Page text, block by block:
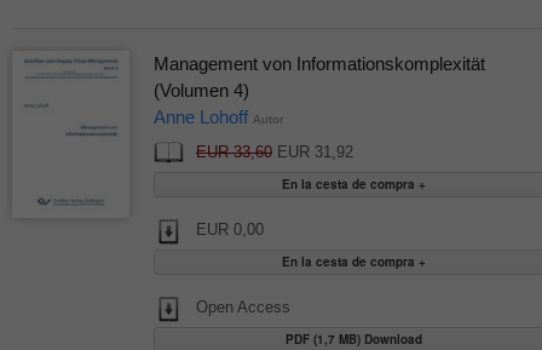
Management von Informationskomplexität
(Volumen 4)
Anne Lohoff Autor
EUR 33,60EUR 31,92
EUR 0,00
Open Access
PDF (1,7 MB) Download